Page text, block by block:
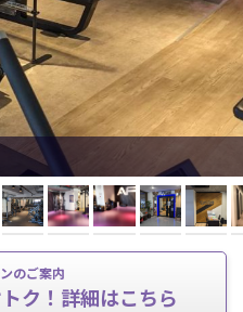
のご案内
ク！詳細はこちら